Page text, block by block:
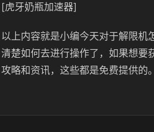
[虎牙奶瓶加速器]
以上内容就是小编今天对于解限机
清楚如何去进行操作了，如果想要
攻略和资讯，这些都是免费提供的。